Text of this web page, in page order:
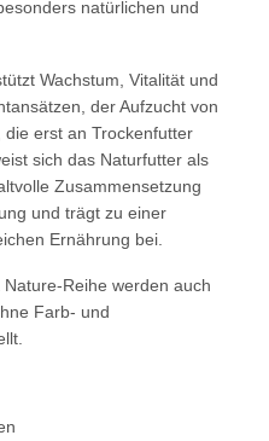
natürlichen und
Wachstum, Vitalität und
der Aufzucht von
erst an Trockenfutter
sich das Naturfutter als
Zusammensetzung
und trägt zu einer
Ernährung bei.
Reihe werden auch
Farb- und